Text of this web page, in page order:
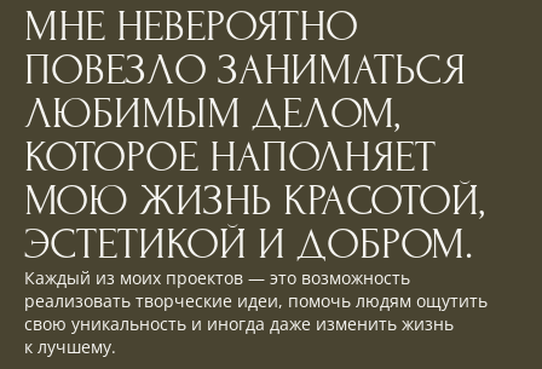
МНЕ НЕВЕРОЯТНО
ПОВЕЗЛО ЗАНИМАТЬСЯ
ЛЮБИМЫМ ДЕЛОМ,
КОТОРОЕ НАПОЛНЯЕТ
МОЮ ЖИЗНЬ КРАСОТОЙ,
ЭСТЕТИКОЙ И ДОБРОМ.
Каждый из моих проектов — это возможность
реализовать творческие идеи, помочь людям ощутить
свою уникальность и иногда даже изменить жизнь
к лучшему.